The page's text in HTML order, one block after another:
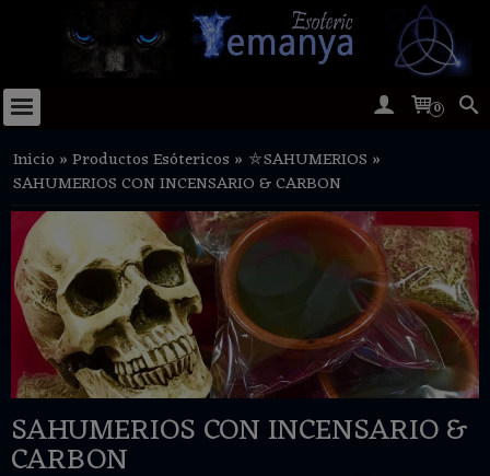
0
Inicio »Productos Esótericos » ⛤SAHUMERIOS »
SAHUMERIOS CON INCENSARIO & CARBON
SAHUMERIOS CON INCENSARIO &
CARBON